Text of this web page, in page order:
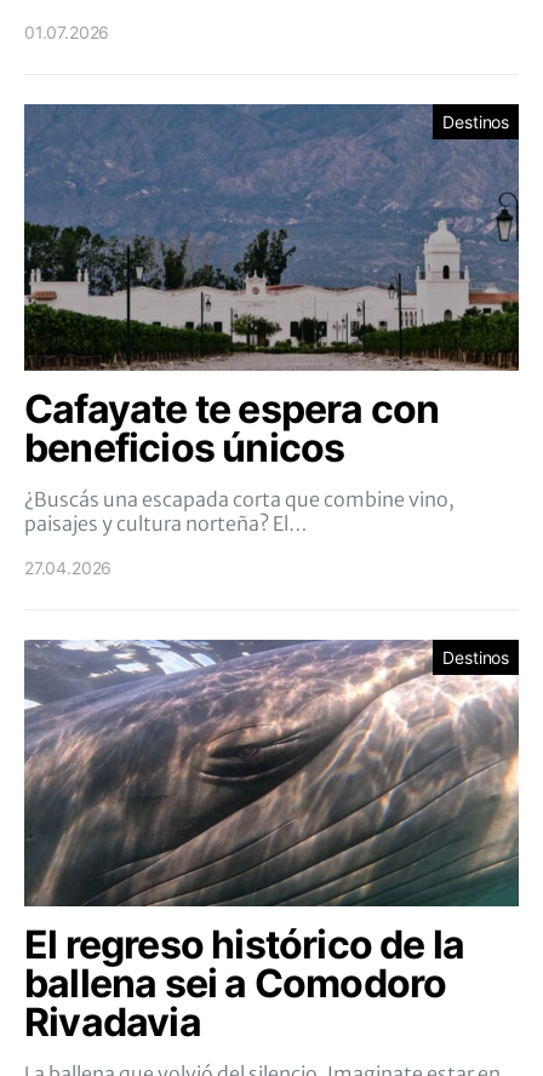
01.07.2026
Destinos
Cafayate te espera con
beneficios únicos
¿Buscás una escapada corta que combine vino,
paisajes y cultura norteña? El…
27.04.2026
Destinos
El regreso histórico de la
ballena sei a Comodoro
Rivadavia